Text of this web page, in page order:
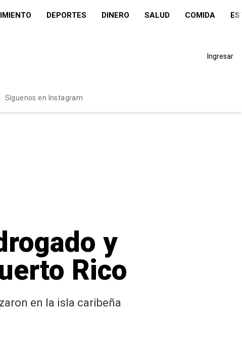
DEPORTES DINERO SALUD COMIDA
Ingresar
Síguenos en Instagram
y
Rico
en la isla caribeña